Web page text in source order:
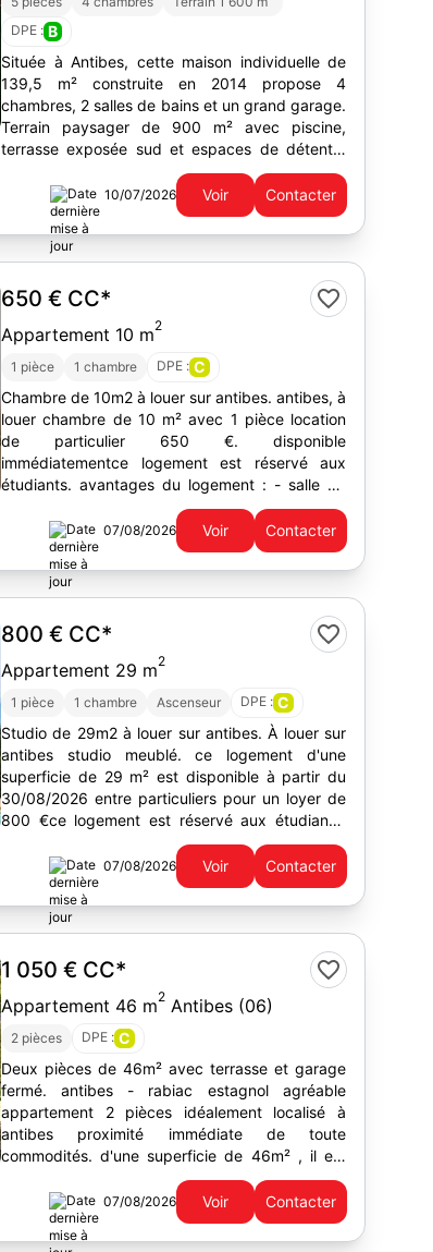
DPE : B
Située à Antibes, cette maison individuelle de
139,5 m² construite en 2014 propose 4
chambres, 2 salles de bains et un grand garage.
Terrain paysager de 900 m² avec piscine,
terrasse exposée sud et espaces de détente.
Proximité commerces et services.
10/07/2026 Voir Contacter
650 € CC*
Appartement 10 m2
1 pièce 1 chambre DPE : C
Chambre de 10m2 à louer sur antibes. antibes, à
louer chambre de 10 m² avec 1 pièce location
de particulier 650 €. disponible
immédiatementce logement est réservé aux
étudiants. avantages du logement : - salle de
07/08/2026 Voir Contacter
800 € CC*
Appartement 29 m2
1 pièce 1 chambre Ascenseur DPE : C
Studio de 29m2 à louer sur antibes. À louer sur
antibes studio meublé. ce logement d'une
superficie de 29 m² est disponible à partir du
30/08/2026 entre particuliers pour un loyer de
800 €ce logement est réservé aux étudiants.
07/08/2026 Voir Contacter
1 050 € CC*
Appartement 46 m2 Antibes (06)
2 pièces DPE : C
Deux pièces de 46m² avec terrasse et garage
fermé. antibes - rabiac estagnol agréable
appartement 2 pièces idéalement localisé à
antibes proximité immédiate de toute
commodités. d'une superficie de 46m² , il est
situé dans une résidence...
07/08/2026 Voir Contacter